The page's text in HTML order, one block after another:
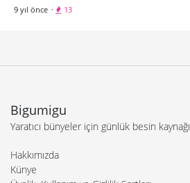
9 yıl önce · 13
Bigumigu
Yaratıcı bünyeler için günlük besin kaynağı
Hakkımızda
Künye